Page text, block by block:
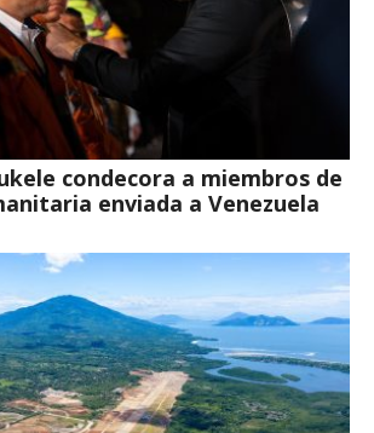
condecora a miembros de
enviada a Venezuela